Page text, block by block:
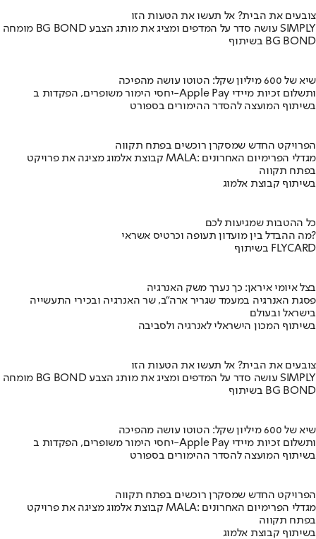
צובעים את הבית? אל תעשו את הטעות הזו
מומחה BG BOND עושה סדר על המדפים ומציג את מותג הצבע SIMPLY
בשיתוף BG BOND
שיא של 600 מיליון שקל: הטוטו עושה מהפיכה
יחסי הימור משופרים, הפקדות ב-Apple Pay ותשלום זכיות מיידי
בשיתוף המועצה להסדר ההימורים בספורט
הפרויקט החדש שמסקרן רוכשים בפתח תקווה
קבוצת אלמוג מציגה את פרויקט MALA: מגדלי הפרימיום האחרונים
בפתח תקווה
בשיתוף קבוצת אלמוג
כל ההטבות שמגיעות לכם
מה ההבדל בין מועדון תעופה וכרטיס אשראי?
בשיתוף FLYCARD
בצל איומי איראן: כך נערך משק האנרגיה
פסגת האנרגיה במעמד שגריר ארה"ב, שר האנרגיה ובכירי התעשייה
בישראל ובעולם
בשיתוף המכון הישראלי לאנרגיה ולסביבה
צובעים את הבית? אל תעשו את הטעות הזו
מומחה BG BOND עושה סדר על המדפים ומציג את מותג הצבע SIMPLY
בשיתוף BG BOND
שיא של 600 מיליון שקל: הטוטו עושה מהפיכה
יחסי הימור משופרים, הפקדות ב-Apple Pay ותשלום זכיות מיידי
בשיתוף המועצה להסדר ההימורים בספורט
הפרויקט החדש שמסקרן רוכשים בפתח תקווה
קבוצת אלמוג מציגה את פרויקט MALA: מגדלי הפרימיום האחרונים
בפתח תקווה
בשיתוף קבוצת אלמוג